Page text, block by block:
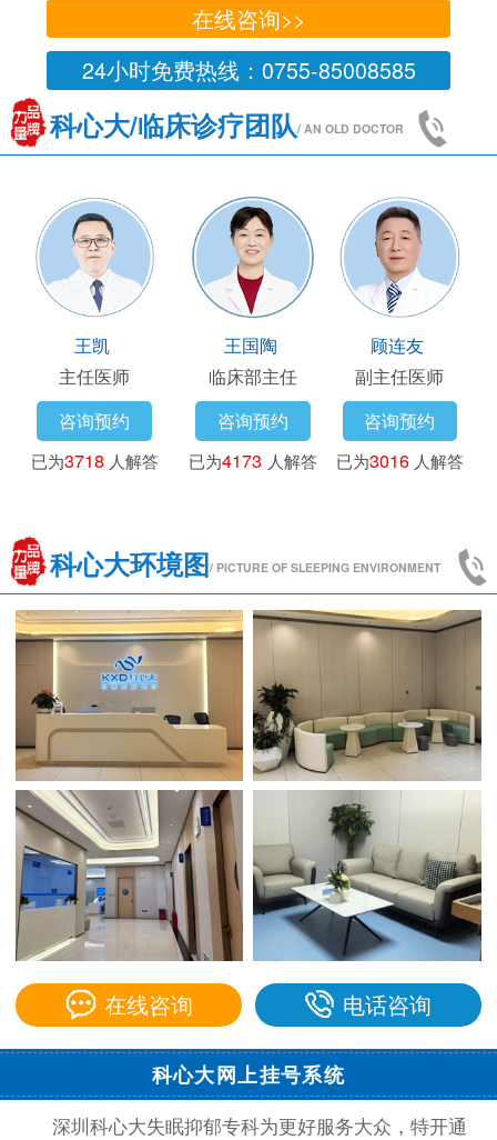
在线咨询>>
24小时免费热线：0755-85008585
科心大/临床诊疗团队/ AN OLD DOCTOR
王凯
主任医师
咨询预约
已为3718 人解答
王国陶
临床部主任
咨询预约
已为4173 人解答
顾连友
副主任医师
咨询预约
已为3016 人解答
科心大环境图/ PICTURE OF SLEEPING ENVIRONMENT
在线咨询 电话咨询
科心大网上挂号系统
深圳科心大失眠抑郁专科为更好服务大众，特开通